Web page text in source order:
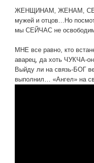
ЖЕНЩИНАМ, ЖЕНАМ,
мужей и отцов…Но
мы СЕЙЧАС не
МНЕ все равно, кто
аварец, да хоть ЧУКЧА-
Выйду ли на связь-БОГ
выполнил… «Ангел» на